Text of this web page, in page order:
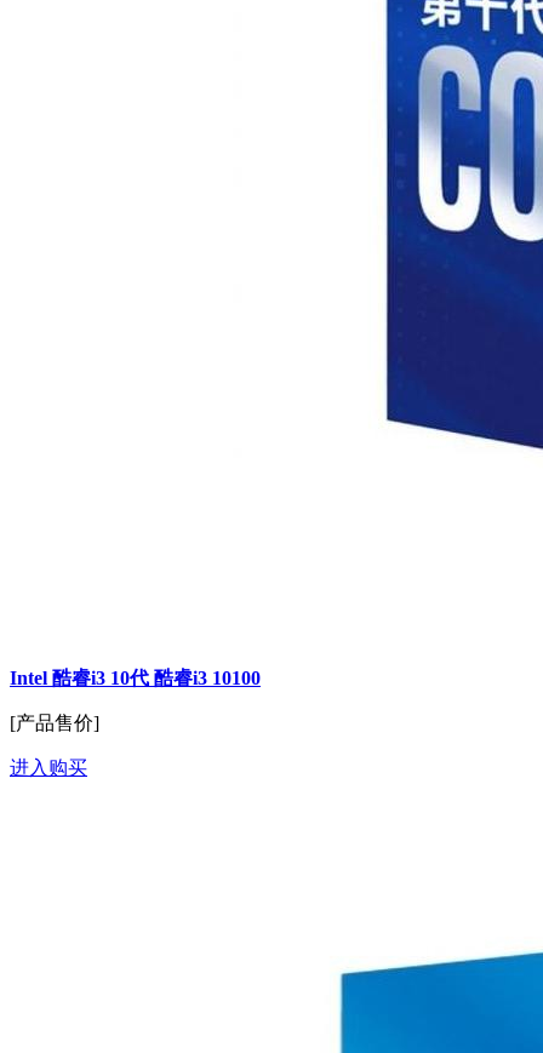
Intel 酷睿i3 10代 酷睿i3 10100
[产品售价]
进入购买